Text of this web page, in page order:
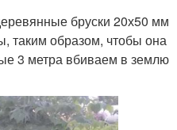
бруски 20х50 мм
таким образом, чтобы она
3 метра вбиваем в землю